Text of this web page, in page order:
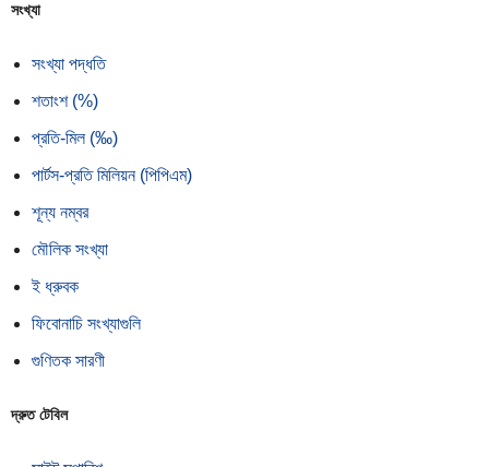
সংখ্যা
সংখ্যা পদ্ধতি
শতাংশ (%)
প্রতি-মিল (‰)
পার্টস-প্রতি মিলিয়ন (পিপিএম)
শূন্য নম্বর
মৌলিক সংখ্যা
ই ধ্রুবক
ফিবোনাচি সংখ্যাগুলি
গুণিতক সারণী
দ্রুত টেবিল